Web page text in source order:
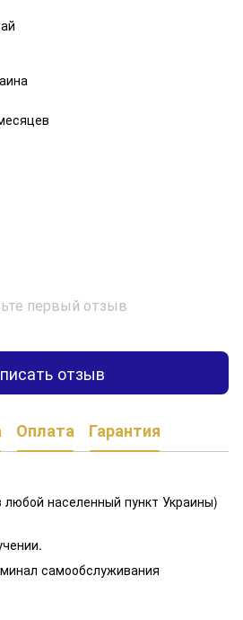
первый отзыв
отзыв
Оплата Гарантия
населенный пункт Украины)
самообслуживания